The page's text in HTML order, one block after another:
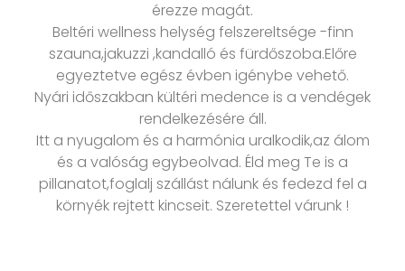
érezze magát.
Beltéri wellness helység felszereltsége -finn
szauna,jakuzzi ,kandalló és fürdőszoba.Előre
egyeztetve egész évben igénybe vehető.
Nyári időszakban kültéri medence is a vendégek
rendelkezésére áll.
Itt a nyugalom és a harmónia uralkodik,az álom
és a valóság egybeolvad. Éld meg Te is a
pillanatot,foglalj szállást nálunk és fedezd fel a
környék rejtett kincseit. Szeretettel várunk !